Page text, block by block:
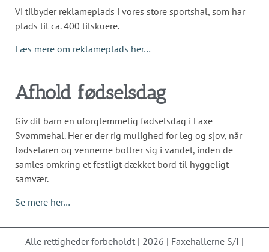
Vi tilbyder reklameplads i vores store sportshal, som har
plads til ca. 400 tilskuere.
Læs mere om reklameplads her…
Afhold fødselsdag
Giv dit barn en uforglemmelig fødselsdag i Faxe
Svømmehal. Her er der rig mulighed for leg og sjov, når
fødselaren og vennerne boltrer sig i vandet, inden de
samles omkring et festligt dækket bord til hyggeligt
samvær.
Se mere her…
Alle rettigheder forbeholdt | 2026 | Faxehallerne S/I |